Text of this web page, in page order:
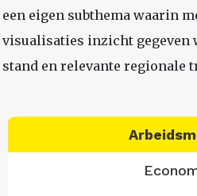
een eigen subthema waarin
visualisaties inzicht gegeven
stand en relevante regionale